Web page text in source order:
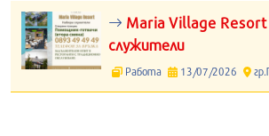
Maria Village Resort
служители
Работа 13/07/2026